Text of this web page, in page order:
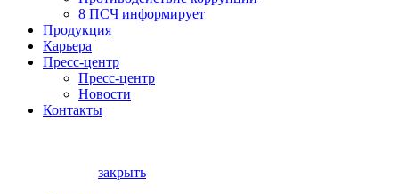
8 ПСЧ информирует
Продукция
Карьера
Пресс-центр
Пресс-центр
Новости
Контакты
закрыть